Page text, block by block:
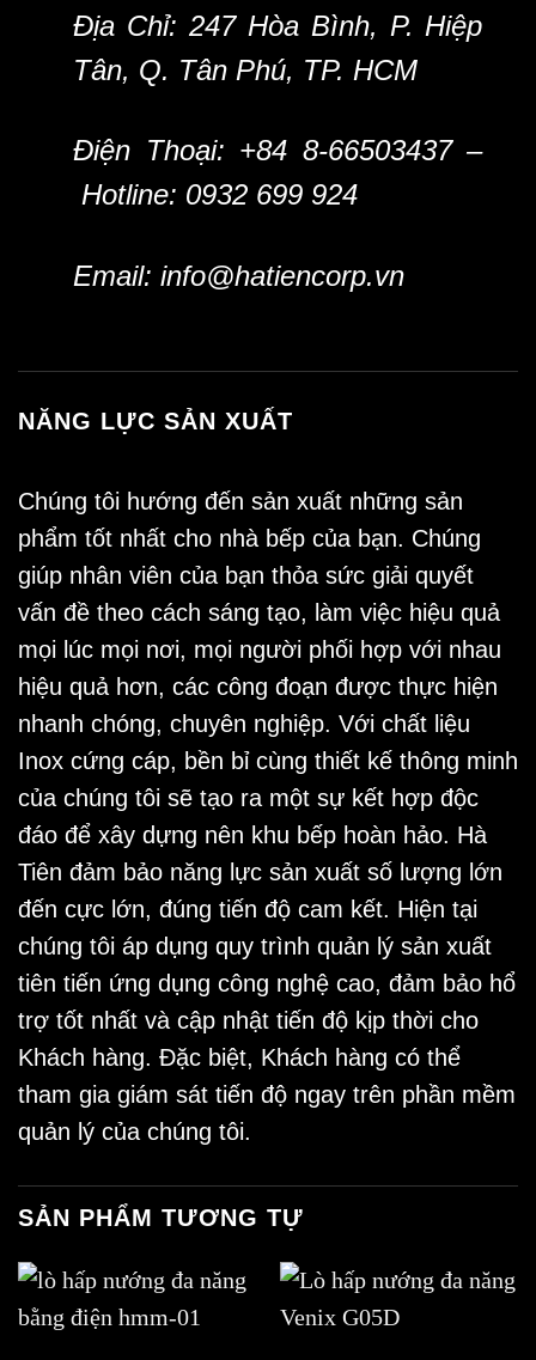
Địa Chỉ: 247 Hòa Bình, P. Hiệp
Tân, Q. Tân Phú, TP. HCM
Điện Thoại: +84 8-66503437 –
Hotline: 0932 699 924
Email:info@hatiencorp.vn
NĂNG LỰC SẢN XUẤT
Chúng tôi hướng đến sản xuất những sản
phẩm tốt nhất cho nhà bếp của bạn. Chúng
giúp nhân viên của bạn thỏa sức giải quyết
vấn đề theo cách sáng tạo, làm việc hiệu quả
mọi lúc mọi nơi, mọi người phối hợp với nhau
hiệu quả hơn, các công đoạn được thực hiện
nhanh chóng, chuyên nghiệp. Với chất liệu
Inox cứng cáp, bền bỉ cùng thiết kế thông minh
của chúng tôi sẽ tạo ra một sự kết hợp độc
đáo để xây dựng nên khu bếp hoàn hảo. Hà
Tiên đảm bảo năng lực sản xuất số lượng lớn
đến cực lớn, đúng tiến độ cam kết. Hiện tại
chúng tôi áp dụng quy trình quản lý sản xuất
tiên tiến ứng dụng công nghệ cao, đảm bảo hổ
trợ tốt nhất và cập nhật tiến độ kịp thời cho
Khách hàng. Đặc biệt, Khách hàng có thể
tham gia giám sát tiến độ ngay trên phần mềm
quản lý của chúng tôi.
SẢN PHẨM TƯƠNG TỰ